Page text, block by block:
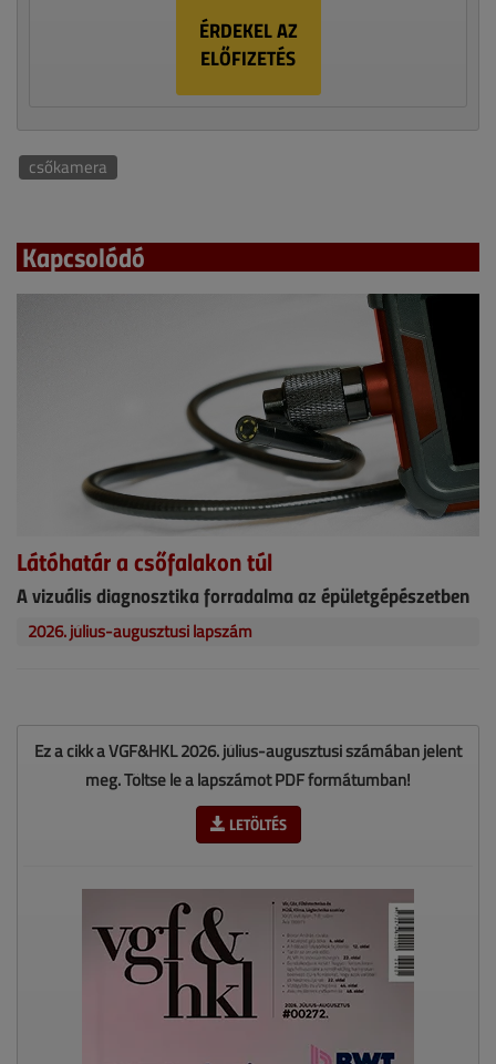
ÉRDEKEL AZ
ELŐFIZETÉS
csőkamera
Kapcsolódó
Látóhatár a csőfalakon túl
A vizuális diagnosztika forradalma az épületgépészetben
2026. július-augusztusi lapszám
Ez a cikk a VGF&HKL 2026. július-augusztusi számában jelent
meg. Töltse le a lapszámot PDF formátumban!
LETÖLTÉS